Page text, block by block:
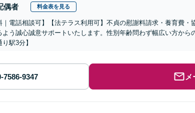
偶者 料金表を見る
｜電話相談可】【法テラス利用可】不貞の慰謝料請求・養育費
よう誠心誠意サポートいたします。性別年齢問わず幅広い方から
駅3分】